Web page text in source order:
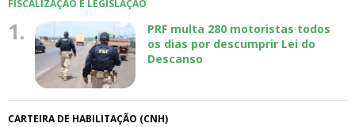
FISCALIZAÇÃO E LEGISLAÇÃO
1.
PRF multa 280 motoristas todos
os dias por descumprir Lei do
Descanso
CARTEIRA DE HABILITAÇÃO (CNH)